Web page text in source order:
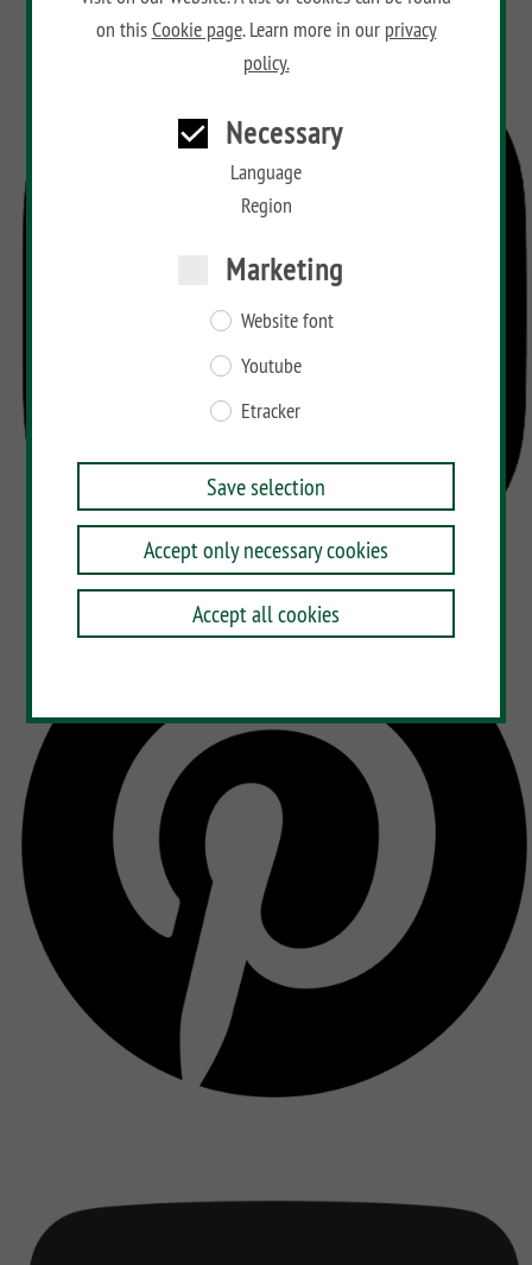
on thisCookie page. Learn more in our privacy
policy.
Necessary
Language
Region
Marketing
Website font
Youtube
Etracker
Save selection
Accept only necessary cookies
Accept all cookies